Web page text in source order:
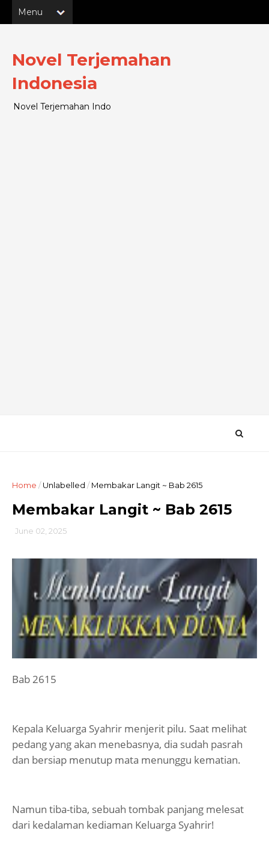
Novel Terjemahan
Indonesia
Novel Terjemahan Indo
Home /Unlabelled / Membakar Langit ~ Bab 2615
Membakar Langit ~ Bab 2615
June 02, 2025
Bab 2615
Kepala Keluarga Syahrir menjerit pilu. Saat melihat
pedang yang akan menebasnya, dia sudah pasrah
dan bersiap menutup mata menunggu kematian.
Namun tiba-tiba, sebuah tombak panjang melesat
dari kedalaman kediaman Keluarga Syahrir!